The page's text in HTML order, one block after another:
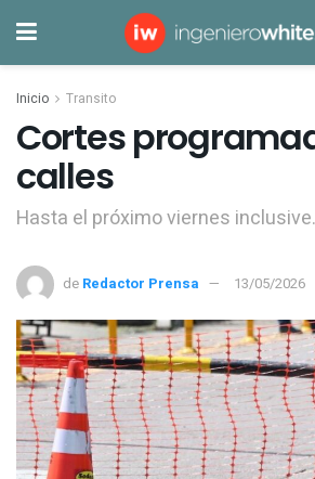
Inicio Transito
Cortes
calles
Hasta el próximo viernes inclusive.
de Redactor Prensa 13/05/2026